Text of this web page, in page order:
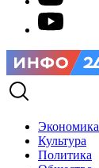
Экономика
Культура
Политика